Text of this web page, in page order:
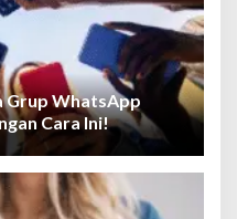
Grup WhatsApp
Cara Ini!